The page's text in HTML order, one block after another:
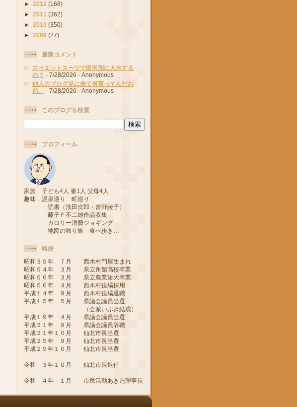
► 2012 (168)
► 2011 (362)
► 2010 (350)
► 2009 (27)
最新コメント
スゥエットスーツで田沢湖に入水する
の？ - 7/28/2026 - Anonymous
他人のブログ見に来て何言ってんだお
前。
- 7/28/2026 - Anonymous
このブログを検索
プロフィール
家族 子ども4人 妻1人 父母4人
趣味 温泉巡り 町巡り
読書（浅田次郎・曾野綾子）
藤子Ｆ不二雄作品収集
カロリー消費ジョギング
地図の独り旅 食べ歩き…
略歴
昭和３５年 ７月 西木村門屋生まれ
昭和５４年 ３月 県立角館高校卒業
昭和５６年 ３月 県立農業短大卒業
昭和５６年 ４月 西木村役場採用
平成１４年 ９月 西木村役場退職
平成１５年 ５月 県議会議員当選
（会派いぶき結成）
平成１９年 ４月 県議会議員当選
平成２１年 ９月 県議会議員辞職
平成２１年１０月 仙北市長当選
平成２５年 ９月 仙北市長当選
平成２９年１０月 仙北市長当選
令和 ３年１０月 仙北市長退任
令和 ４年 １月 市民活動あきた理事長